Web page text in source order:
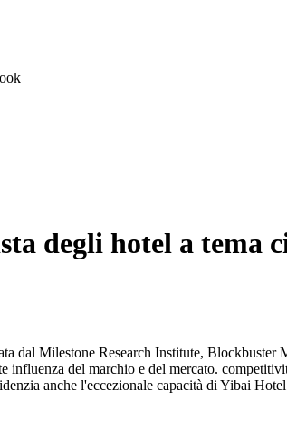
degli hotel a tema
dal Milestone Research Institute,
del marchio e del mercato.
anche l'eccezionale capacità di Yibai